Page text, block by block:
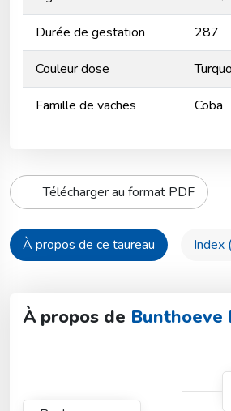
Durée de gestation 287
Couleur dose
Famille de vaches Coba
À propos de ce taureau Index
Télécharger au format PDF
À propos de Bunthoeve